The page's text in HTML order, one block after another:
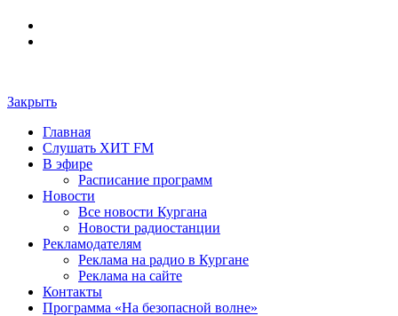
Закрыть
Главная
Слушать ХИТ FM
В эфире
Расписание программ
Новости
Все новости Кургана
Новости радиостанции
Рекламодателям
Реклама на радио в Кургане
Реклама на сайте
Контакты
Программа «На безопасной волне»